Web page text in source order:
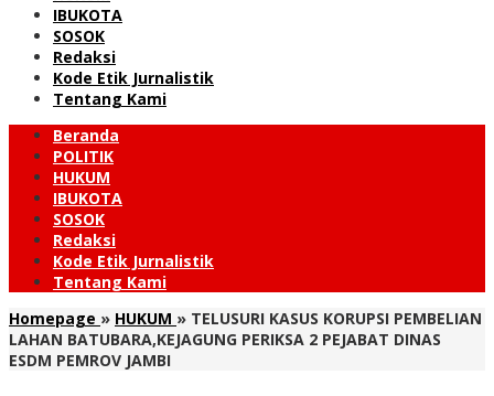
IBUKOTA
SOSOK
Redaksi
Kode Etik Jurnalistik
Tentang Kami
Beranda
POLITIK
HUKUM
IBUKOTA
SOSOK
Redaksi
Kode Etik Jurnalistik
Tentang Kami
Homepage » HUKUM » TELUSURI KASUS KORUPSI PEMBELIAN
LAHAN BATUBARA,KEJAGUNG PERIKSA 2 PEJABAT DINAS
ESDM PEMROV JAMBI